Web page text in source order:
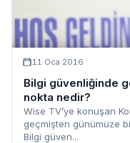
11 Oca 2016
Bilgi güvenliğinde
nokta nedir?
Wise TV’ye konuşan
geçmişten günümüze
Bilgi güven...